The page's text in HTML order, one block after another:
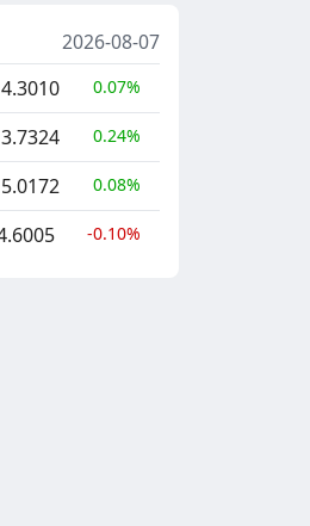
2026-08-07
4.3010 0.07%
3.7324 0.24%
5.0172 0.08%
-0.10%